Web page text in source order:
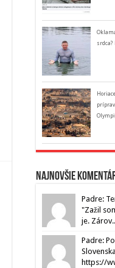
Najnovšie
Padre:
"Zažil
je.
Padre:
Slovenska
https://